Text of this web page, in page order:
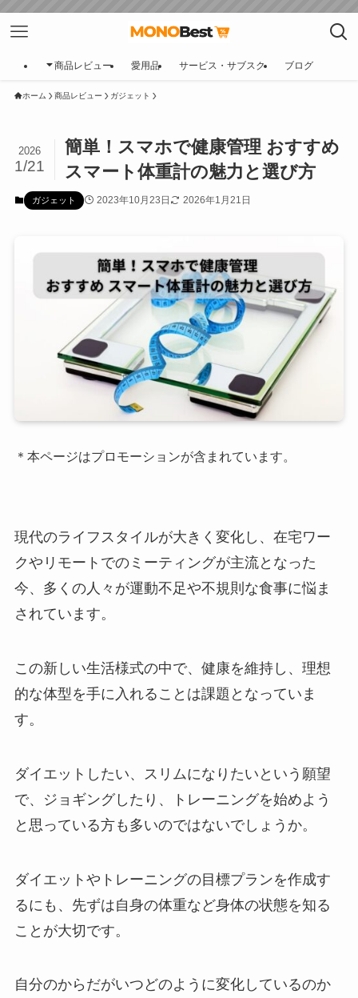
商品レビュー 愛用品 サービス・サブスク ブログ
ホーム 商品レビュー ガジェット
簡単！スマホで健康管理 おすすめ
スマート体重計の魅力と選び方
2026
1/21
ガジェット 2023年10月23日 2026年1月21日
＊本ページはプロモーションが含まれています。
現代のライフスタイルが大きく変化し、在宅ワー
クやリモートでのミーティングが主流となった
今、多くの人々が運動不足や不規則な食事に悩ま
されています。
この新しい生活様式の中で、健康を維持し、理想
的な体型を手に入れることは課題となっていま
す。
ダイエットしたい、スリムになりたいという願望
で、ジョギングしたり、トレーニングを始めよう
と思っている方も多いのではないでしょうか。
ダイエットやトレーニングの目標プランを作成す
るにも、先ずは自身の体重など身体の状態を知る
ことが大切です。
自分のからだがいつどのように変化しているのか